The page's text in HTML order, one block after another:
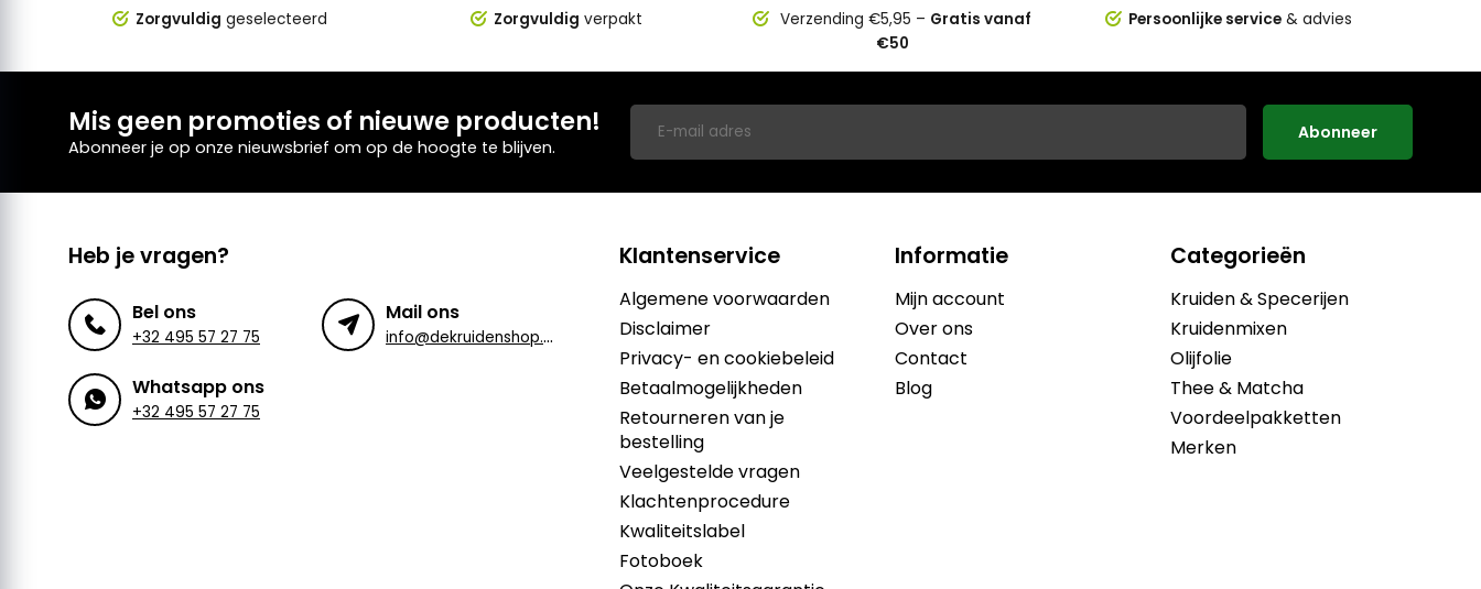
Zorgvuldig geselecteerd Zorgvuldig verpakt Verzending €5,95 – Gratis vanaf
€50
Persoonlijke service& advies
Mis geen promoties of nieuwe producten!
Abonneer je op onze nieuwsbrief om op de hoogte te blijven.
Abonneer
Heb je vragen?
Bel ons
+32 495 57 27 75
Mail ons
i
nfo@dekruidenshop.be
Whatsapp ons
+32 495 57 27 75
Klantenservice
Algemene voorwaarden
Disclaimer
Privacy- en cookiebeleid
Betaalmogelijkheden
Retourneren van je
bestelling
Veelgestelde vragen
Klachtenprocedure
Kwaliteitslabel
Fotoboek
Informatie
Mijn account
Over ons
Contact
Blog
Categorieën
Kruiden & Specerijen
Kruidenmixen
Olijfolie
Thee & Matcha
Voordeelpakketten
Merken